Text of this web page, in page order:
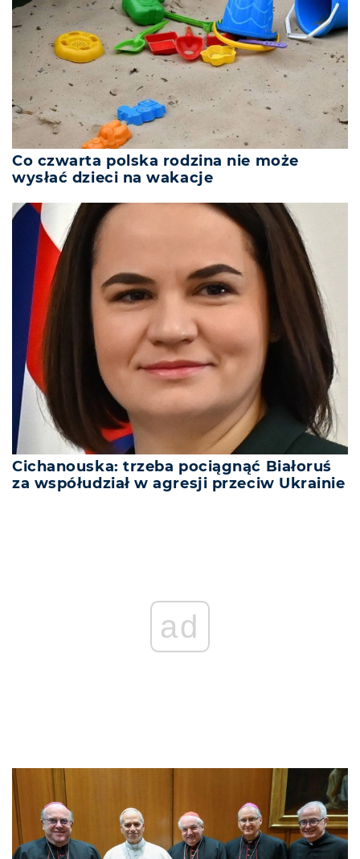
Co czwarta polska rodzina nie może
wysłać dzieci na wakacje
Cichanouska: trzeba pociągnąć Białoruś
za współudział w agresji przeciw Ukrainie
ad